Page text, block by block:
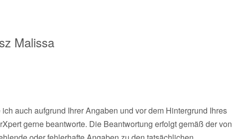
Malissa
auch aufgrund Ihrer Angaben und vor dem Hintergrund Ihres
gerne beantworte. Die Beantwortung erfolgt gemäß der von